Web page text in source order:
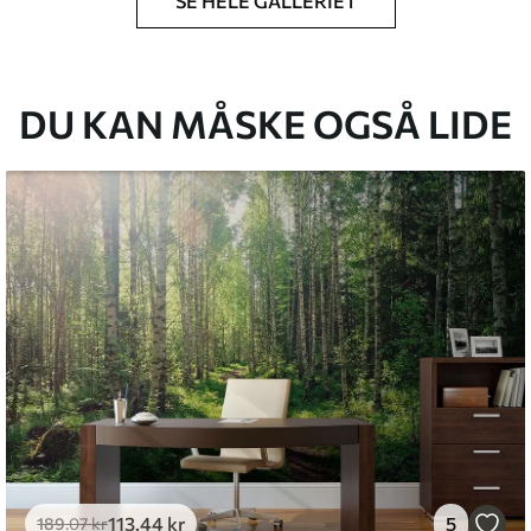
du har angivet, og skæres i identiske
.33269.00kr/m²
and Stick
.67400.00 kr /m²
DU KAN MÅSKE OGSÅ LIDE
189.07kr113.44 kr 5